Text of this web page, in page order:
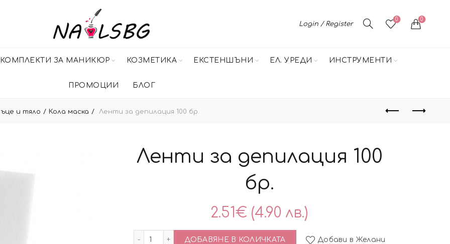
Login / Register
0 0
КОМПЛЕКТИ ЗА МАНИКЮР КОЗМЕТИКА ЕКСТЕНШЪНИ ЕЛ. УРЕДИ ИНСТРУМЕНТИ
ПРОМОЦИИ БЛОГ
и тяло Кола маска Ленти за депилация 100 бр.
Ленти за депилация 100
бр.
2.51€ (4.90 лв.)
количество за Ленти за депилация 100 бр.
ДОБАВЯНЕ В КОЛИЧКАТА Добави в Желани